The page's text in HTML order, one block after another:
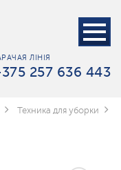
ЛІНІЯ
257 636 443
Техника для уборки